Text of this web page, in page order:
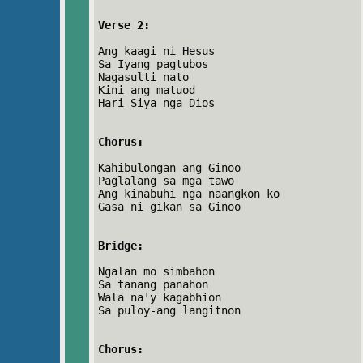
Verse 2:
Ang kaagi ni Hesus
Sa Iyang pagtubos
Nagasulti nato
Kini ang matuod
Hari Siya nga Dios
Chorus:
Kahibulongan ang Ginoo
Paglalang sa mga tawo
Ang kinabuhi nga naangkon ko
Gasa ni gikan sa Ginoo
Bridge:
Ngalan mo simbahon
Sa tanang panahon
Wala na'y kagabhion
Sa puloy-ang langitnon
Chorus: